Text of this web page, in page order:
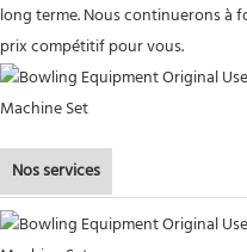
long terme. Nous continuerons à
prix compétitif pour vous.
Nos services